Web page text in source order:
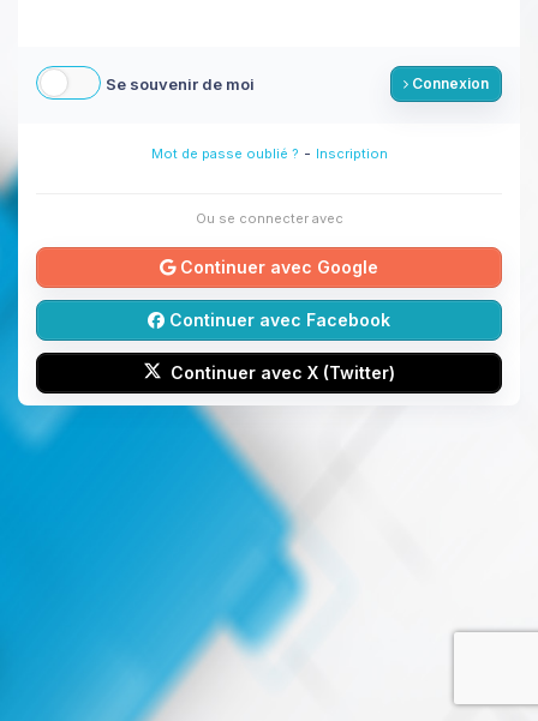
Se souvenir de moi Connexion
Mot de passe oublié ? - Inscription
Ou se connecter avec
Continuer avec Google
Continuer avec Facebook
Continuer avec X (Twitter)